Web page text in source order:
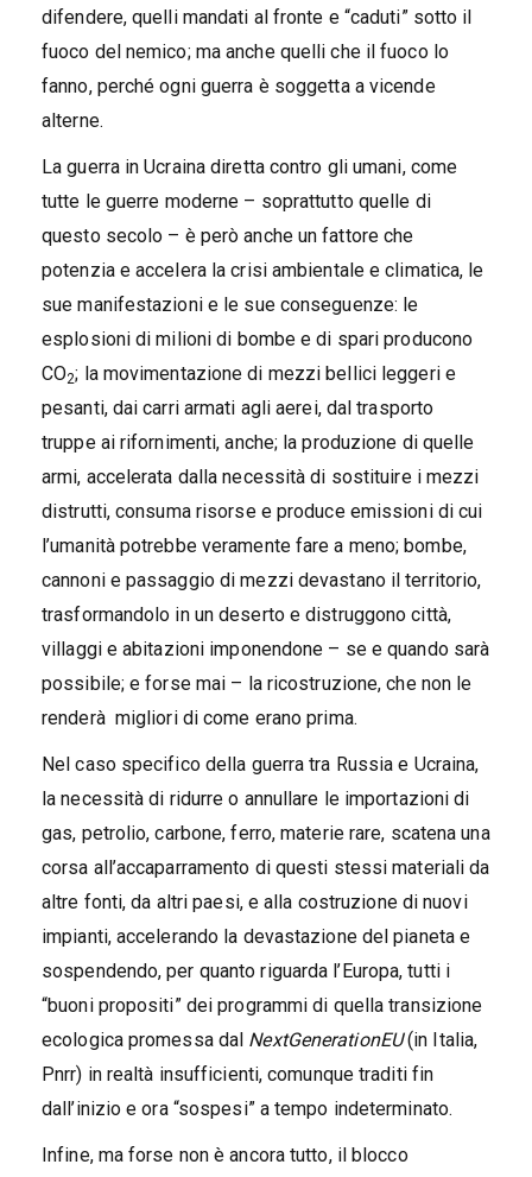
difendere, quelli mandati al fronte e “caduti” sotto il
fuoco del nemico; ma anche quelli che il fuoco lo
fanno, perché ogni guerra è soggetta a vicende
alterne.
La guerra in Ucraina diretta contro gli umani, come
tutte le guerre moderne – soprattutto quelle di
questo secolo – è però anche un fattore che
potenzia e accelera la crisi ambientale e climatica, le
sue manifestazioni e le sue conseguenze: le
esplosioni di milioni di bombe e di spari producono
CO2; la movimentazione di mezzi bellici leggeri e
pesanti, dai carri armati agli aerei, dal trasporto
truppe ai rifornimenti, anche; la produzione di quelle
armi, accelerata dalla necessità di sostituire i mezzi
distrutti, consuma risorse e produce emissioni di cui
l’umanità potrebbe veramente fare a meno; bombe,
cannoni e passaggio di mezzi devastano il territorio,
trasformandolo in un deserto e distruggono città,
villaggi e abitazioni imponendone – se e quando sarà
possibile; e forse mai – la ricostruzione, che non le
renderà migliori di come erano prima.
Nel caso specifico della guerra tra Russia e Ucraina,
la necessità di ridurre o annullare le importazioni di
gas, petrolio, carbone, ferro, materie rare, scatena una
corsa all’accaparramento di questi stessi materiali da
altre fonti, da altri paesi, e alla costruzione di nuovi
impianti, accelerando la devastazione del pianeta e
sospendendo, per quanto riguarda l’Europa, tutti i
“buoni propositi” dei programmi di quella transizione
ecologica promessa dal NextGenerationEU(in Italia,
Pnrr) in realtà insufficienti, comunque traditi fin
dall’inizio e ora “sospesi” a tempo indeterminato.
Infine, ma forse non è ancora tutto, il blocco